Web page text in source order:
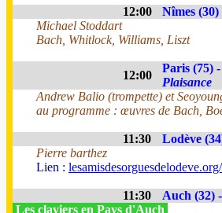
12:00 Nîmes (30)
Michael Stoddart
Bach, Whitlock, Williams, Liszt
12:00
Paris (75) -
Plaisance
Andrew Balio (trompette) et
au programme : œuvres de Bach,
11:30 Lodève
Pierre barthez
Lien :
11:30 Auch (32) -
Les claviers en Pays d'Auch